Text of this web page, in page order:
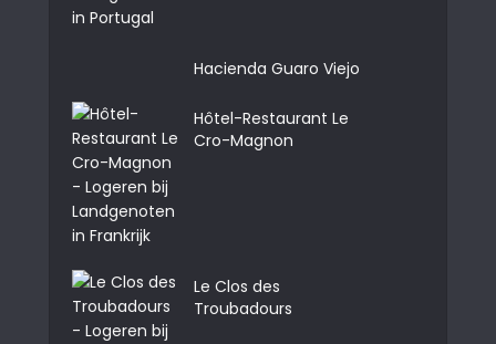
Hacienda Guaro Viejo
Hôtel-Restaurant Le
Cro-Magnon
Le Clos des
Troubadours